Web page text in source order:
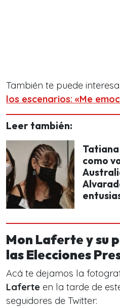
También te puede
los escenarios: «Me
Leer también:
como
Mon Laferte y su
las Elecciones
Acá te dejamos la
Laferte en la tarde de
seguidores de Twitter: